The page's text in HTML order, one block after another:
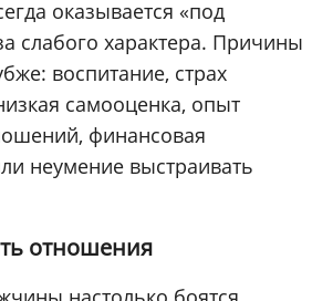
оказывается «под
слабого характера. Причины
воспитание, страх
самооценка, опыт
финансовая
неумение выстраивать
отношения